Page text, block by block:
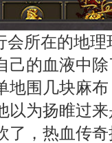
所在的地理
己的血液中
围几块麻布
以为扬睢过
了，热血传